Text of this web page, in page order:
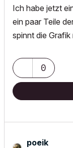
Ich habe jetzt
ein paar Teile
spinnt die Grafik
0
poeik